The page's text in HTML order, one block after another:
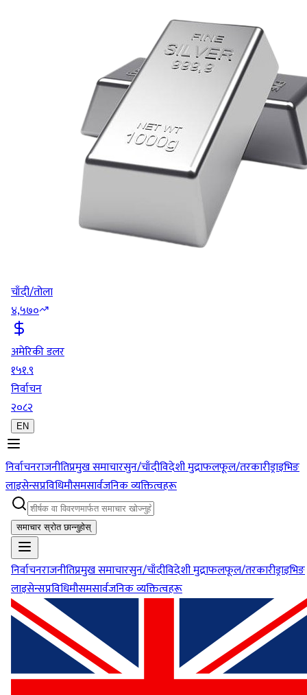
चाँदी/तोला
४,५७०
अमेरिकी डलर
१५१.९
निर्वाचन
२०८२
EN
निर्वाचनराजनीतिप्रमुख समाचारसुन/चाँदीविदेशी मुद्राफलफूल/तरकारीड्राइभिङ
लाइसेन्सप्रविधिमौसमसार्वजनिक व्यक्तित्वहरू
समाचार स्रोत छान्नुहोस्
निर्वाचनराजनीतिप्रमुख समाचारसुन/चाँदीविदेशी मुद्राफलफूल/तरकारीड्राइभिङ
लाइसेन्सप्रविधिमौसमसार्वजनिक व्यक्तित्वहरू